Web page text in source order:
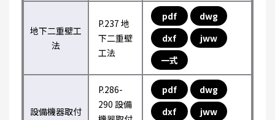
地下二重壁工
法
P.237 地
下二重壁
工法
pdf
dwg
dxf
jww
一式
設備機器取付
P.286-
290 設備
pdf
dwg
dxf
jww